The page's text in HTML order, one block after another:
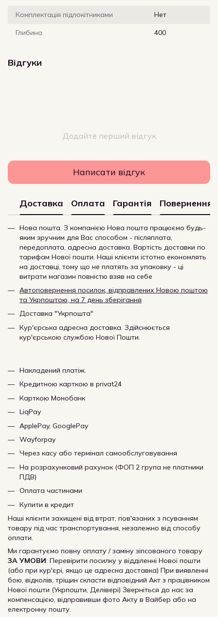
Комплектація підлокітниками Нет
Глибина 400
Відгуки
Додайте перший відгук
Написати відгук
Доставка Оплата Гарантія Повернення
Нова пошта. З компанією Нова пошта працюємо будь-
яким зручним для Вас способом - післяплата,
передоплата, адресна доставка. Вартість доставки по
тарифам Нової пошти. Наші клієнти істотно економлять
на доставці, тому що не платять за упаковку - ці
витрати магазин повністю взяв на себе
Автоповернення посилок, відправлених Новою поштою
та Укрпоштою, на 7 день зберігання
Доставка "Укрпошта"
Кур'єрська адресна доставка. Здійснюється
кур'єрською службою Нової Пошти.
Накладений платіж.
Кредитною карткою в privat24
Карткою Монобанк
LiqPay
ApplePay, GooglePay
Wayforpay
Через касу або термінал самообслуговування
На розрахунковий рахунок (ФОП 2 група не платники
ПДВ)
Оплата частинами
Купити в кредит
Наші клієнти захищені від втрат, пов'язаних з псуванням
товару під час транспортування, незалежно від способу
оплати.
Ми гарантуємо повну оплату / заміну зіпсованого товару
ЗА УМОВИ: Перевірити посилку у відділенні Нової пошти
(або при кур'єрі, якщо це адресна доставка) При виявленні
бою, відколів, тріщин скласти відповідний Акт з працівником
Нової пошти (Укрпошти, Делівері) Зверніться до нас за
компенсацією, відправивши фото Акту в Вайбер або на
електронну пошту.